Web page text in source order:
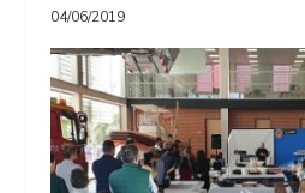
04/06/2019